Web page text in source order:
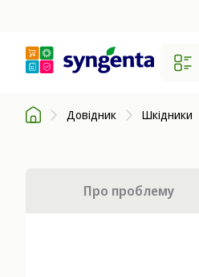
Довідник Шкідники
Про проблему